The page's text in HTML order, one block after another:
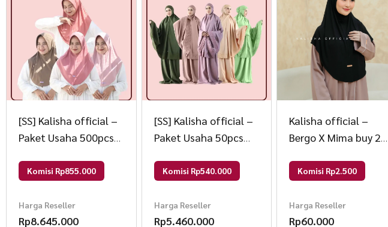
[SS] Kalisha official –
Paket Usaha 500pcs
Mix
Komisi Rp855.000
Harga Reseller
Rp8.645.000
[SS] Kalisha official –
Paket Usaha 50pcs
30000 Mix
Komisi Rp540.000
Harga Reseller
Rp5.460.000
Kalisha official –
Bergo X Mima buy 2
KALUNA XL Greycream
Komisi Rp2.500
Harga Reseller
Rp60.000